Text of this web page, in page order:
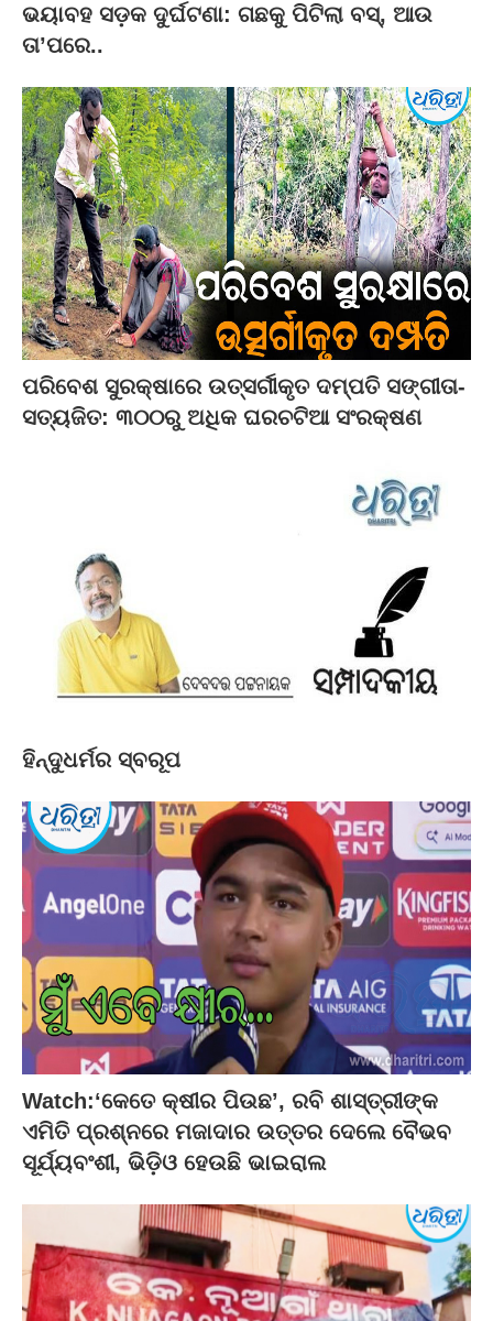
ଭୟାବହ ସଡ଼କ ଦୁର୍ଘଟଣା: ଗଛକୁ ପିଟିଲା ବସ୍‌, ଆଉ
ତା’ପରେ..
ପରିବେଶ ସୁରକ୍ଷାରେ ଉତ୍ସର୍ଗୀକୃତ ଦମ୍ପତି ସଙ୍ଗୀତା-
ସତ୍ୟଜିତ: ୩୦୦ରୁ ଅଧିକ ଘରଚଟିଆ ସଂରକ୍ଷଣ
ହିନ୍ଦୁଧର୍ମର ସ୍ବରୂପ
Watch:‘କେତେ କ୍ଷୀର ପିଉଛ’, ରବି ଶାସ୍ତ୍ରୀଙ୍କ
ଏମିତି ପ୍ରଶ୍ନରେ ମଜାଦାର ଉତ୍ତର ଦେଲେ ବୈଭବ
ସୂର୍ଯ୍ୟବଂଶୀ, ଭିଡ଼ିଓ ହେଉଛି ଭାଇରାଲ